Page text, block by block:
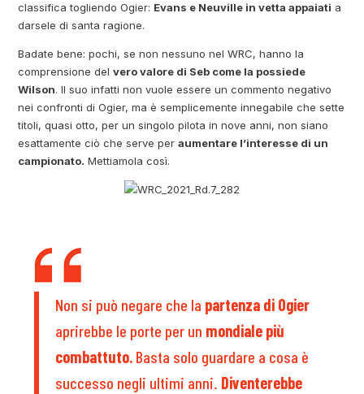
classifica togliendo Ogier: Evans e Neuville in vetta appaiati a
darsele di santa ragione.
Badate bene: pochi, se non nessuno nel WRC, hanno la
comprensione delvero valore di Seb come la possiede
Wilson. Il suo infatti non vuole essere un commento negativo
nei confronti di Ogier, ma è semplicemente innegabile che sette
titoli, quasi otto, per un singolo pilota in nove anni, non siano
esattamente ciò che serve peraumentare l’interesse di un
campionato. Mettiamola così.
Non si può negare che la partenza di Ogier
aprirebbe le porte per un mondiale più
combattuto. Basta solo guardare a cosa è
successo negli ultimi anni. Diventerebbe